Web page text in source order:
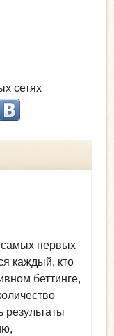
сетях
первых
каждый, кто
беттинге,
результаты